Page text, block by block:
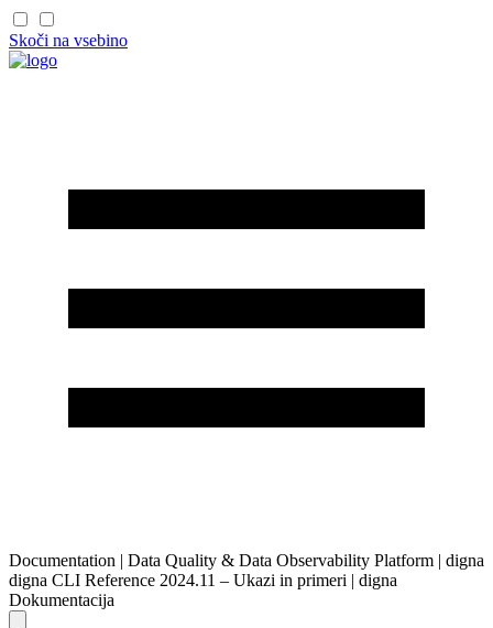
Skoči na vsebino
Documentation | Data Quality & Data Observability Platform | digna
digna CLI Reference 2024.11 – Ukazi in primeri | digna
Dokumentacija